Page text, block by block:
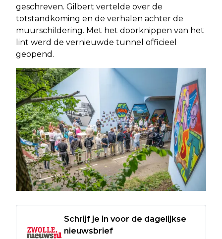
geschreven. Gilbert vertelde over de
totstandkoming en de verhalen achter de
muurschildering. Met het doorknippen van het
lint werd de vernieuwde tunnel officieel
geopend.
Schrijf je in voor de dagelijkse
nieuwsbrief